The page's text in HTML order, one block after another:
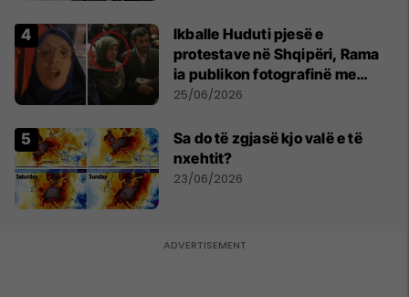
Ikballe Huduti pjesë e
protestave në Shqipëri, Rama
ia publikon fotografinë me
Ahmadinejadin e Iranit
25/06/2026
Sa do të zgjasë kjo valë e të
nxehtit?
23/06/2026